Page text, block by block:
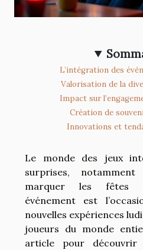
L’intégration des
Valorisation de la
Impact sur
Création de
Innovations et
Le monde des jeux
surprises,
marquer les fêtes
événement est
nouvelles expériences
joueurs du monde
article pour